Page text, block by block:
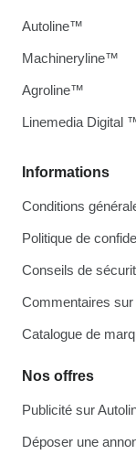
Informations
Conditions
Politique de
Conseils de
Commentaires sur
Catalogue de
Nos offres
Publicité sur
Déposer une
Autoline™
Machineryline™
Agroline™
Linemedia Digital